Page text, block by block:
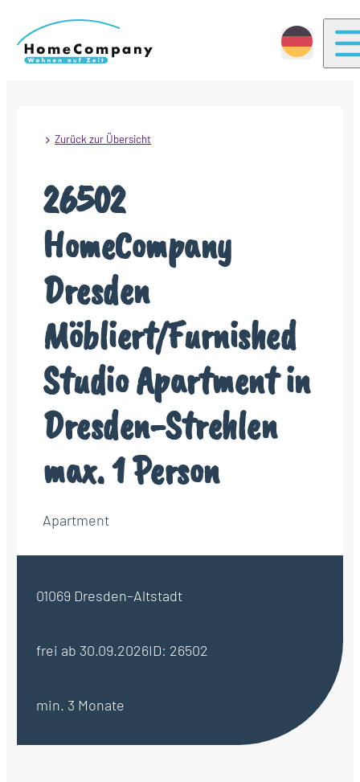
Zurück zur Übersicht
26502
HomeCompany
Dresden
Möbliert/Furnished
Studio Apartment in
Dresden-Strehlen
max. 1 Person
Apartment
01069 Dresden–Altstadt
frei ab 30.09.2026ID: 26502
min. 3 Monate